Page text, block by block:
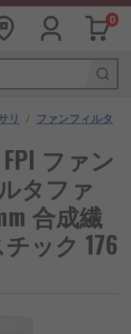
0
リ / ファンフィルタ
FPI ファン
タファ
合成繊
ック 176